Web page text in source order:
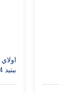
ببتيد 24 30 مل